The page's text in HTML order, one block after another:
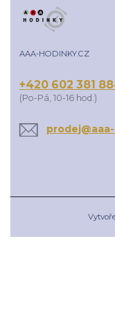
AAA-HODINKY.CZ
+420 602 381
(Po-Pá, 10-16 hod.)